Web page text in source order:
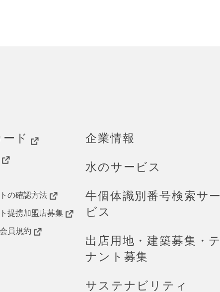
ド
の確認方法
提携加盟店募集
員規約
企業情報
水のサービス
牛個体識別番号検索サー
ビス
出店用地・建築募集・テ
ナント募集
サステナビリティ